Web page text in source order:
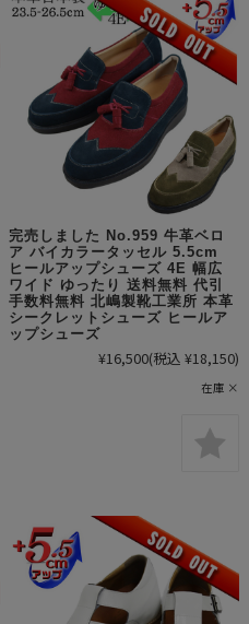
完売しました No.959 牛革ベロ
ア バイカラータッセル 5.5cm
ヒールアップシューズ 4E 幅広
ワイド ゆったり 送料無料 代引
手数料無料 北嶋製靴工業所 本革
シークレットシューズ ヒールア
ップシューズ
¥16,500(税込 ¥18,150)
在庫 ×